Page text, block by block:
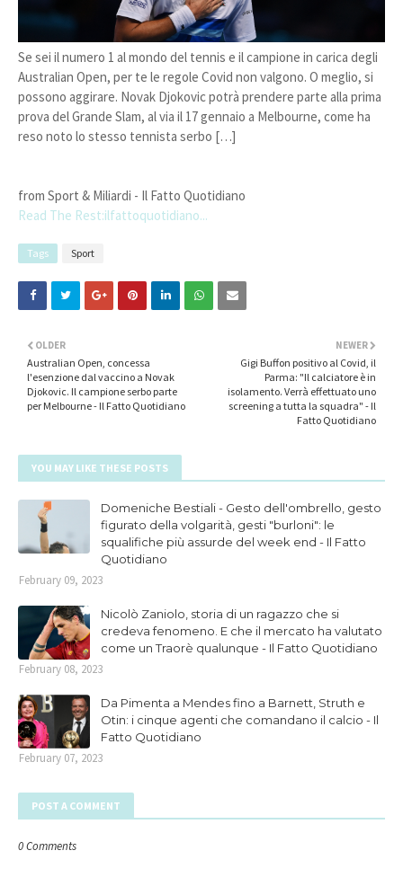
Se sei il numero 1 al mondo del tennis e il campione in carica degli
Australian Open, per te le regole Covid non valgono. O meglio, si
possono aggirare. Novak Djokovic potrà prendere parte alla prima
prova del Grande Slam, al via il 17 gennaio a Melbourne, come ha
reso noto lo stesso tennista serbo […]
from Sport & Miliardi - Il Fatto Quotidiano
Read The Rest:ilfattoquotidiano...
Tags Sport
NEWER
Gigi Buffon positivo al Covid, il
Parma: "Il calciatore è in
isolamento. Verrà effettuato uno
screening a tutta la squadra" - Il
Fatto Quotidiano
OLDER
Australian Open, concessa
l'esenzione dal vaccino a Novak
Djokovic. Il campione serbo parte
per Melbourne - Il Fatto Quotidiano
YOU MAY LIKE THESE POSTS
Domeniche Bestiali - Gesto dell'ombrello, gesto
figurato della volgarità, gesti "burloni": le
squalifiche più assurde del week end - Il Fatto
Quotidiano
February 09, 2023
Nicolò Zaniolo, storia di un ragazzo che si
credeva fenomeno. E che il mercato ha valutato
come un Traorè qualunque - Il Fatto Quotidiano
February 08, 2023
Da Pimenta a Mendes fino a Barnett, Struth e
Otin: i cinque agenti che comandano il calcio - Il
Fatto Quotidiano
February 07, 2023
POST A COMMENT
0 Comments